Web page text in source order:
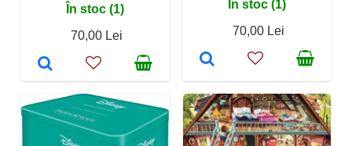
În stoc (1)
70,00 Lei
În stoc (1)
70,00 Lei